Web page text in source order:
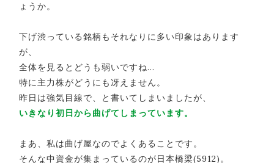
ょうか。
下げ渋っている銘柄もそれなりに多い印象はあります
が、
全体を見るとどうも弱いですね…
特に主力株がどうにも冴えません。
昨日は強気目線で、と書いてしまいましたが、
いきなり初日から曲げてしまっています。
まあ、私は曲げ屋なのでよくあることです。
そんな中資金が集まっているのが日本橋梁(5912)。